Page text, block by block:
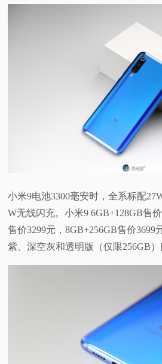
小米9电池3300毫安时，全系标配
W无线闪充。小米9 6GB+128GB售
售价3299元，8GB+256GB售价3699
紫、深空灰和透明版（仅限256GB）